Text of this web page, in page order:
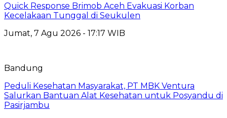
Quick Response Brimob Aceh Evakuasi Korban
Kecelakaan Tunggal di Seukulen
Jumat, 7 Agu 2026 - 17:17 WIB
Bandung
Peduli Kesehatan Masyarakat, PT MBK Ventura
Salurkan Bantuan Alat Kesehatan untuk Posyandu di
Pasirjambu